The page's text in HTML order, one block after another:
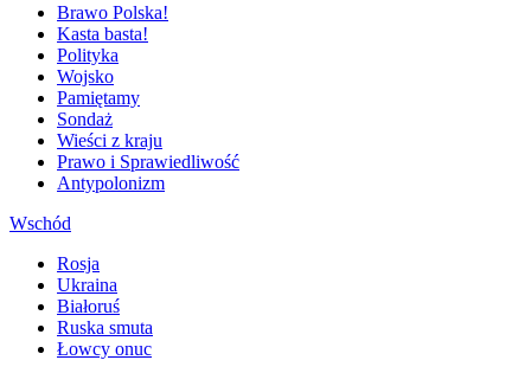
Brawo Polska!
Kasta basta!
Polityka
Wojsko
Pamiętamy
Sondaż
Wieści z kraju
Prawo i Sprawiedliwość
Antypolonizm
Wschód
Rosja
Ukraina
Białoruś
Ruska smuta
Łowcy onuc